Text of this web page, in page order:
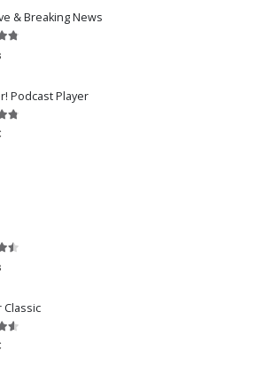
& Breaking News
Podcast Player
Classic